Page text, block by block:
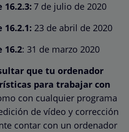
16.2.3: 7 de julio de 2020
16.2.1: 23 de abril de 2020
16.2: 31 de marzo 2020
que tu ordenador
para trabajar con
con cualquier programa
de vídeo y corrección
contar con un ordenador